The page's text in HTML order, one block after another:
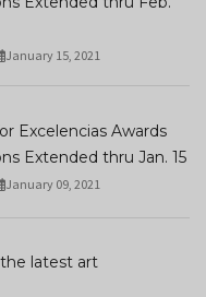
January 15, 2021
Excelencias Awards
Extended thru Jan. 15
January 09, 2021
latest art